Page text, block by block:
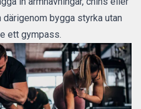
bygga styrka utan
ett gympass.